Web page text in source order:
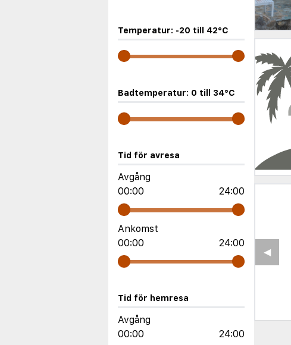
Temperatur: -20 till 42°C
Badtemperatur: 0 till 34°C
Tid för avresa
Avgång
00:00
24:00
Ankomst
00:00
24:00
Tid för hemresa
Avgång
00:00
24:00
◀︎